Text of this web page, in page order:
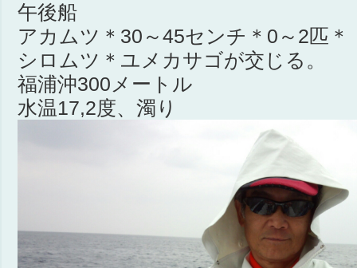
午後船
アカムツ＊30～45センチ＊0～2匹＊
シロムツ＊ユメカサゴが交じる。
福浦沖300メートル
水温17,2度、濁り